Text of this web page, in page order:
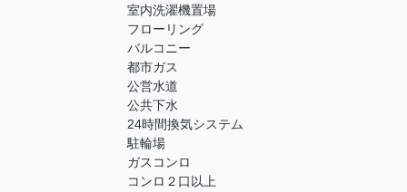
室内洗濯機置場
フローリング
バルコニー
都市ガス
公営水道
公共下水
24時間換気システム
駐輪場
ガスコンロ
コンロ２口以上